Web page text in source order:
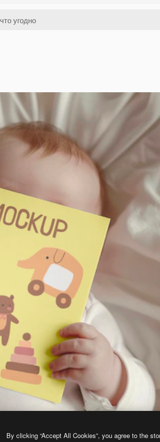
By clicking “Accept All Cookies”, you agree to the